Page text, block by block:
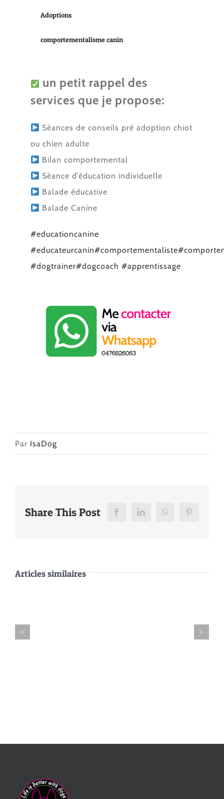
Adoptions
comportementalisme canin
un petit rappel des
services que je propose:
Séances de conseils pré adoption chiot
ou chien adulte
Bilan comportemental
Séance d’éducation individuelle
Balade éducative
Balade Canine
#educationcanine
#educateurcanin#comportementaliste
#dogtrainer#dogcoach #apprentissage
Par IsaDog
Share This Post FacebookLinkedInWhatsAppPinterest
Articles similaires